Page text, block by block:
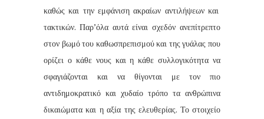
καθώς και την εμφάνιση ακραίων αντιλήψεων και
τακτικών. Παρ’όλα αυτά είναι σχεδόν ανεπίτρεπτο
στον βωμό του καθωσπρεπισμού και της γυάλας που
ορίζει ο κάθε νους και η κάθε συλλογικότητα να
σφαγιάζονται και να θίγονται με τον πιο
αντιδημοκρατικό και χυδαίο τρόπο τα ανθρώπινα
δικαιώματα και η αξία της ελευθερίας. Το στοιχείο